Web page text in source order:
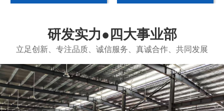
研发实力●四大事业部
立足创新、专注品质、诚信服务、真诚合作、共同发展